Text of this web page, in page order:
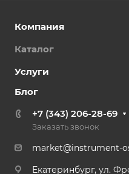
Компания
Каталог
Услуги
Блог
+7 (343) 206-28-69
Заказать звонок
market@instrument-
Екатеринбург, ул.